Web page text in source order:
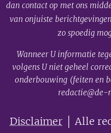
dan contact op met ons
van onjuiste
zo spoedig
Wanneer U informatie
volgens U niet geheel
onderbouwing (feiten en
Disclaimer│ Alle